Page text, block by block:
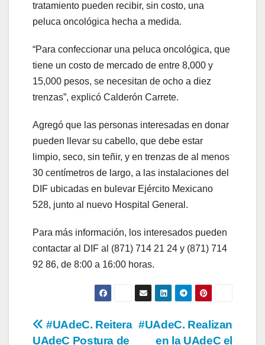
tratamiento pueden recibir, sin costo, una
peluca oncológica hecha a medida.
“Para confeccionar una peluca oncológica, que
tiene un costo de mercado de entre 8,000 y
15,000 pesos, se necesitan de ocho a diez
trenzas”, explicó Calderón Carrete.
Agregó que las personas interesadas en donar
pueden llevar su cabello, que debe estar
limpio, seco, sin teñir, y en trenzas de al menos
30 centímetros de largo, a las instalaciones del
DIF ubicadas en bulevar Ejército Mexicano
528, junto al nuevo Hospital General.
Para más información, los interesados pueden
contactar al DIF al (871) 714 21 24 y (871) 714
92 86, de 8:00 a 16:00 horas.
Navegación#UAdeC. Realizan
en la UAdeC el
#UAdeC. Reitera
UAdeC Postura de